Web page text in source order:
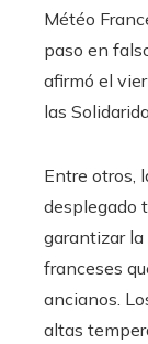
Météo
paso en
afirmó el
las
Entre otros,
desplegado
garantizar la
franceses
ancianos.
altas